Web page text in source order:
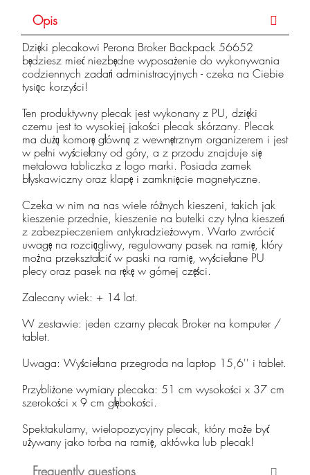
Opis
Dzięki plecakowi Perona Broker Backpack 56652
będziesz mieć niezbędne wyposażenie do wykonywania
codziennych zadań administracyjnych - czeka na Ciebie
tysiąc korzyści!
Ten produktywny plecak jest wykonany z PU, dzięki
czemu jest to wysokiej jakości plecak skórzany. Plecak
ma dużą komorę główną z wewnętrznym organizerem i jest
w pełni wyściełany od góry, a z przodu znajduje się
metalowa tabliczka z logo marki. Posiada zamek
błyskawiczny oraz klapę i zamknięcie magnetyczne.
Czeka w nim na nas wiele różnych kieszeni, takich jak
kieszenie przednie, kieszenie na butelki czy tylna kieszeń
z zabezpieczeniem antykradzieżowym. Warto zwrócić
uwagę na rozciągliwy, regulowany pasek na ramię, który
można przekształcić w paski na ramię, wyściełane PU
plecy oraz pasek na rękę w górnej części.
Zalecany wiek: + 14 lat.
W zestawie: jeden czarny plecak Broker na komputer /
tablet.
Uwaga: Wyściełana przegroda na laptop 15,6'' i tablet.
Przybliżone wymiary plecaka: 51 cm wysokości x 37 cm
szerokości x 9 cm głębokości.
Spektakularny, wielopozycyjny plecak, który może być
używany jako torba na ramię, aktówka lub plecak!
Frequently questions